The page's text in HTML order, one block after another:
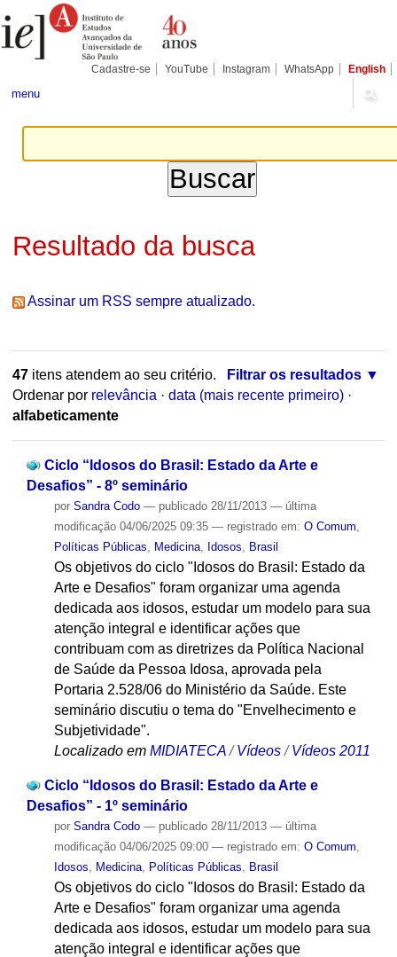
para
conteúdo.
Pessoais
Cadastre-se YouTube Instagram WhatsApp English
menu
Resultado da busca
Assinar um RSS sempre atualizado.
47itens atendem ao seu critério.
Filtrar os resultados
Ordenar por relevância · data (mais recente primeiro) ·
alfabeticamente
Ciclo “Idosos do Brasil: Estado da Arte e
Desafios” - 8º seminário
por Sandra Codo — publicado28/11/2013 — última
modificação04/06/2025 09:35 — registrado em: O Comum
Políticas Públicas
Medicina, Idosos Brasil
Os objetivos do ciclo "Idosos do Brasil: Estado da
Arte e Desafios" foram organizar uma agenda
dedicada aos idosos, estudar um modelo para sua
atenção integral e identificar ações que
contribuam com as diretrizes da Política Nacional
de Saúde da Pessoa Idosa, aprovada pela
Portaria 2.528/06 do Ministério da Saúde. Este
seminário discutiu o tema do "Envelhecimento e
Subjetividade".
Localizado em MIDIATECA /Vídeos /Vídeos 2011
Ciclo “Idosos do Brasil: Estado da Arte e
Desafios” - 1º seminário
por Sandra Codo — publicado28/11/2013 — última
modificação04/06/2025 09:00 — registrado em: O Comum
Idosos
Medicina, Políticas Públicas Brasil
Os objetivos do ciclo "Idosos do Brasil: Estado da
Arte e Desafios" foram organizar uma agenda
dedicada aos idosos, estudar um modelo para sua
atenção integral e identificar ações que